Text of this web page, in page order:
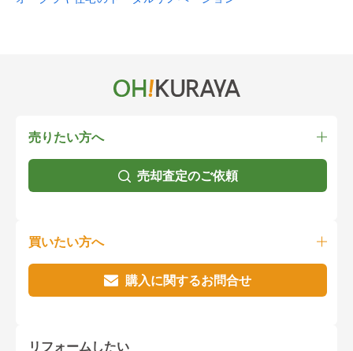
売りたい方へ
売却査定のご依頼
買いたい方へ
購入に関するお問合せ
リフォームしたい